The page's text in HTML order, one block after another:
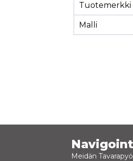
Tuotemerkki
Malli
Meidän